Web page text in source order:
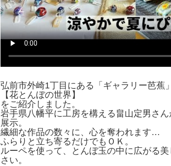
弘前市外崎1丁目にある「ギャラリー芭蕉
【花とんぼの世界】
をご紹介しました。
岩手県八幡平に工房を構える畠山定男さ
展示。
繊細な作品の数々に、心を奪われます…
ふらりと立ち寄るだけでもＯＫ。
ルーペを使って、とんぼ玉の中に広がる
さい。